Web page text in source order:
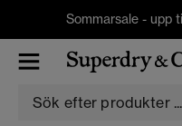
Sommarsale - upp